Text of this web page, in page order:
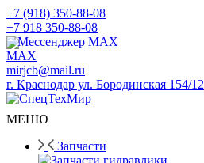
+7 (918) 350-88-08
+7 918 350-88-08
Мессенджер MAX
mirjcb@mail.ru
г. Краснодар ул. Бородинская 154/12
МЕНЮ
Запчасти